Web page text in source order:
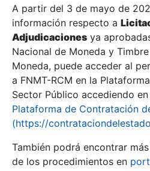
Show/Hide
Show/Hide
A partir del 3 de mayo de
información respecto a
Adjudicaciones ya
Nacional de Moneda y
Moneda, puede acceder al
a FNMT-RCM en la
Sector Público accediendo
Plataforma de Contratación
(https://
También podrá encontrar
de los procedimientos en